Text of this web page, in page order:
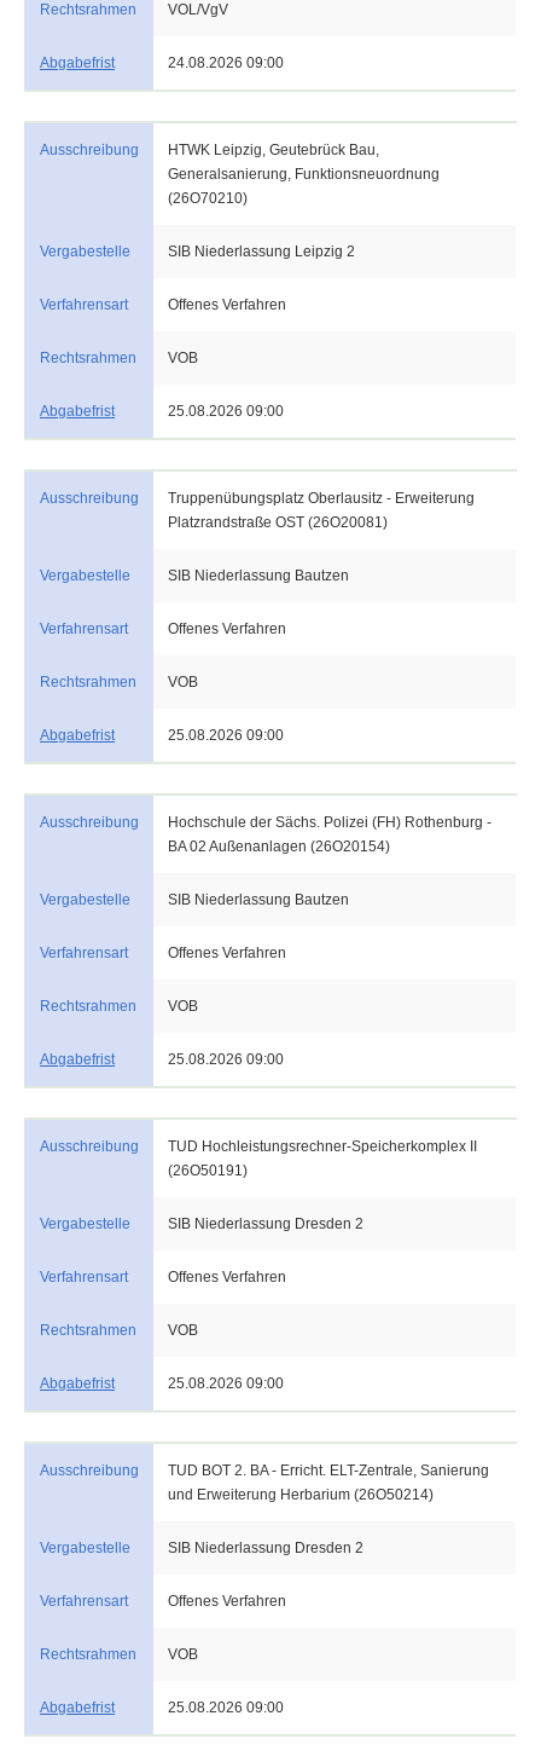
Rechtsrahmen VOL/VgV
Abgabefrist 24.08.2026 09:00
Ausschreibung
HTWK Leipzig, Geutebrück Bau,
Generalsanierung, Funktionsneuordnung
(26O70210)
Vergabestelle SIB Niederlassung Leipzig 2
Verfahrensart Offenes Verfahren
Rechtsrahmen VOB
Abgabefrist 25.08.2026 09:00
Ausschreibung
Truppenübungsplatz Oberlausitz - Erweiterung
Platzrandstraße OST (26O20081)
Vergabestelle SIB Niederlassung Bautzen
Verfahrensart Offenes Verfahren
Rechtsrahmen VOB
Abgabefrist 25.08.2026 09:00
Ausschreibung
Hochschule der Sächs. Polizei (FH) Rothenburg -
BA 02 Außenanlagen (26O20154)
Vergabestelle SIB Niederlassung Bautzen
Verfahrensart Offenes Verfahren
Rechtsrahmen VOB
Abgabefrist 25.08.2026 09:00
Ausschreibung
TUD Hochleistungsrechner-Speicherkomplex II
(26O50191)
Vergabestelle SIB Niederlassung Dresden 2
Verfahrensart Offenes Verfahren
Rechtsrahmen VOB
Abgabefrist 25.08.2026 09:00
Ausschreibung
TUD BOT 2. BA - Erricht. ELT-Zentrale, Sanierung
und Erweiterung Herbarium (26O50214)
Vergabestelle SIB Niederlassung Dresden 2
Verfahrensart Offenes Verfahren
Rechtsrahmen VOB
Abgabefrist 25.08.2026 09:00